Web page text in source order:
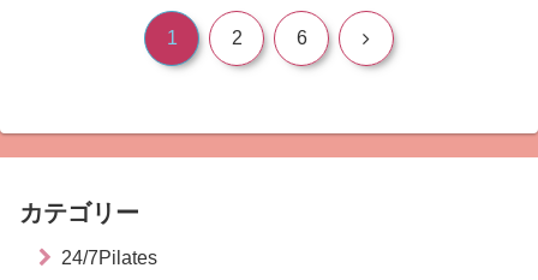
1 2 6 次
カテゴリー
24/7Pilates